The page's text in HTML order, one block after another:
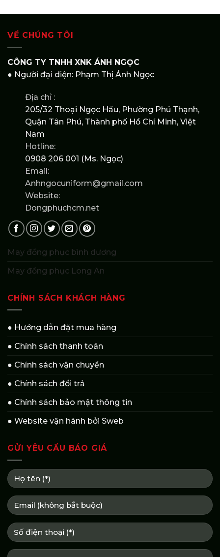
VỀ CHÚNG TÔI
CÔNG TY TNHH XNK ÁNH NGỌC
● Người đại diện: Phạm Thị Ánh Ngọc
Địa chỉ :
205/32 Thoại Ngọc Hầu, Phường Phú Thạnh,
Quận Tân Phú, Thành phố Hồ Chí Minh, Việt
Nam
Hotline:
0908 206 001 (Ms. Ngọc)
Email:
Anhngocuniform@gmail.com
Website:
Dongphuchcm.net
May đồng phục bình dương
May đồng phục Long An
CHÍNH SÁCH KHÁCH HÀNG
● Hướng dẫn đặt mua hàng
● Chính sách thanh toán
● Chính sách vận chuyển
● Chính sách đổi trả
● Chính sách bảo mật thông tin
● Website vận hành bởi Sweb
GỬI YÊU CẦU BÁO GIÁ